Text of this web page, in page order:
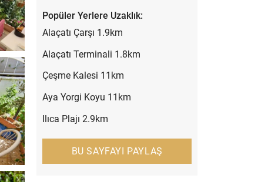
Popüler Yerlere Uzaklık:
Alaçatı Çarşı 1.9km
Alaçatı Terminali 1.8km
Çeşme Kalesi 11km
Aya Yorgi Koyu 11km
Ilıca Plajı 2.9km
BU SAYFAYI PAYLAŞ